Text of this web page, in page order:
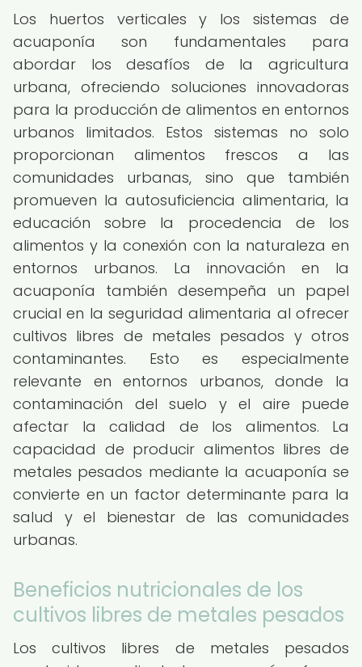
Los huertos verticales y los sistemas de
acuaponía son fundamentales para
abordar los desafíos de la agricultura
urbana, ofreciendo soluciones innovadoras
para la producción de alimentos en entornos
urbanos limitados. Estos sistemas no solo
proporcionan alimentos frescos a las
comunidades urbanas, sino que también
promueven la autosuficiencia alimentaria, la
educación sobre la procedencia de los
alimentos y la conexión con la naturaleza en
entornos urbanos. La innovación en la
acuaponía también desempeña un papel
crucial en la seguridad alimentaria al ofrecer
cultivos libres de metales pesados y otros
contaminantes. Esto es especialmente
relevante en entornos urbanos, donde la
contaminación del suelo y el aire puede
afectar la calidad de los alimentos. La
capacidad de producir alimentos libres de
metales pesados mediante la acuaponía se
convierte en un factor determinante para la
salud y el bienestar de las comunidades
urbanas.
Beneficios nutricionales de los
cultivos libres de metales pesados
Los cultivos libres de metales pesados